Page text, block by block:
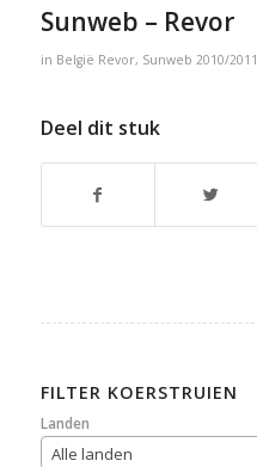
Sunweb – Revor
in België Revor, Sunweb 2010/2011
Deel dit stuk
FILTER KOERSTRUIEN
Landen
Alle landen